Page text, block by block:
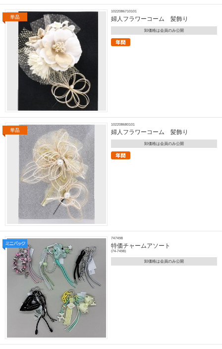
1022086710101
婦人フラワーコーム 髪飾り
卸価格は会員のみ公開
102208680101
婦人フラワーコーム 髪飾り
卸価格は会員のみ公開
747498
特価チャームアソート
(74-7498)
卸価格は会員のみ公開